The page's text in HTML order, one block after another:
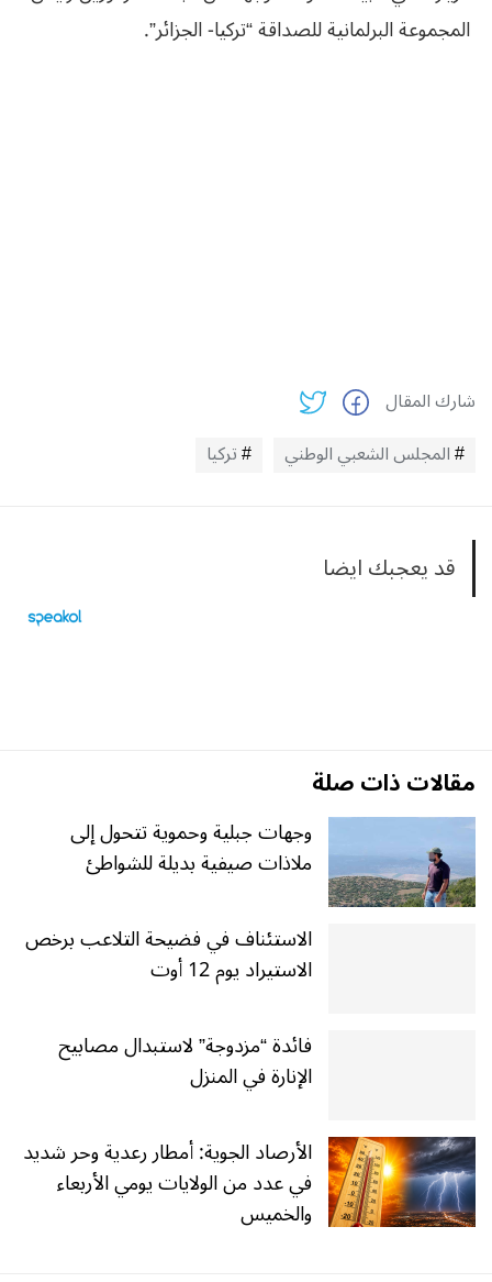
المجموعة البرلمانية للصداقة “تركيا- الجزائر”.
شارك المقال
المجلس الشعبي الوطني
تركيا
قد يعجبك ايضا
مقالات ذات صلة
وجهات جبلية وحموية تتحول إلى
ملاذات صيفية بديلة للشواطئ
الاستئناف في فضيحة التلاعب برخص
الاستيراد يوم 12 أوت
فائدة “مزدوجة” لاستبدال مصابيح
الإنارة في المنزل
الأرصاد الجوية: أمطار رعدية وحر شديد
في عدد من الولايات يومي الأربعاء
والخميس